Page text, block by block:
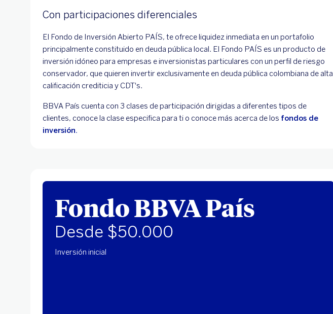
Con participaciones diferenciales
El Fondo de Inversión Abierto PAÍS, te ofrece liquidez inmediata en un portafolio
principalmente constituido en deuda pública local. El Fondo PAÍS es un producto de
inversión idóneo para empresas e inversionistas particulares con un perfil de riesgo
conservador, que quieren invertir exclusivamente en deuda pública colombiana de alta
calificación crediticia y CDT's.
BBVA País cuenta con 3 clases de participación dirigidas a diferentes tipos de
clientes, conoce la clase especifica para ti o conoce más acerca de los fondos de
inversión.
Fondo BBVA País
Desde $50.000
Inversión inicial